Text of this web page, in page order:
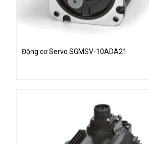
Động cơ Servo SGMSV-10ADA21